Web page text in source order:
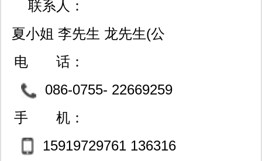
3、siemens西门子、oeg王利：各类高
性能汽车、工业、通讯、家电用继电
器； 4、scimarec西码丽：压力、湿
度、气体传感器； 5、watlow华特隆：
电加热器、温度传感器、功率控制器、
温度控制器； 6、honeywell霍尼韦
联系人：
夏小姐 李先生 龙先生(公
司为一般纳税人,可开17%
增票)
电 话：
086-0755- 22669259
83214703 83201583
手 机：
15919729761 136316